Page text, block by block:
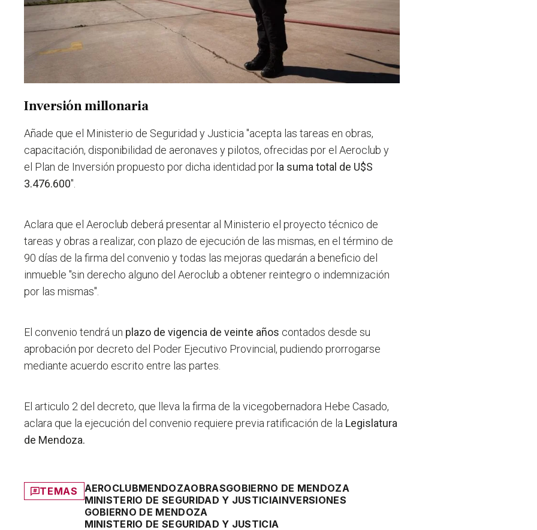
Inversión millonaria
Añade que el Ministerio de Seguridad y Justicia "acepta las tareas en obras,
capacitación, disponibilidad de aeronaves y pilotos, ofrecidas por el Aeroclub y
el Plan de Inversión propuesto por dicha identidad por la suma total de U$S
3.476.600".
Aclara que el Aeroclub deberá presentar al Ministerio el proyecto técnico de
tareas y obras a realizar, con plazo de ejecución de las mismas, en el término de
90 días de la firma del convenio y todas las mejoras quedarán a beneficio del
inmueble "sin derecho alguno del Aeroclub a obtener reintegro o indemnización
por las mismas".
El convenio tendrá un plazo de vigencia de veinte años contados desde su
aprobación por decreto del Poder Ejecutivo Provincial, pudiendo prorrogarse
mediante acuerdo escrito entre las partes.
El articulo 2 del decreto, que lleva la firma de la vicegobernadora Hebe Casado,
aclara que la ejecución del convenio requiere previa ratificación de la Legislatura
de Mendoza.
TEMAS AEROCLUBMENDOZAOBRASGOBIERNO DE MENDOZA
MINISTERIO DE SEGURIDAD Y JUSTICIAINVERSIONES
GOBIERNO DE MENDOZA
MINISTERIO DE SEGURIDAD Y JUSTICIA